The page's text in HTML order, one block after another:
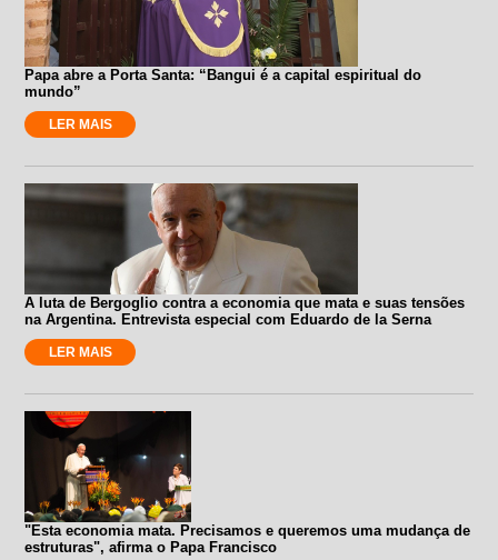
Papa abre a Porta Santa: “Bangui é a capital espiritual do
mundo”
LER MAIS
A luta de Bergoglio contra a economia que mata e suas tensões
na Argentina. Entrevista especial com Eduardo de la Serna
LER MAIS
"Esta economia mata. Precisamos e queremos uma mudança de
estruturas", afirma o Papa Francisco